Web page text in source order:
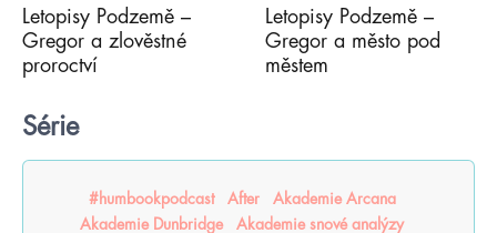
Letopisy Podzemě –
Gregor a zlověstné
proroctví
Letopisy Podzemě –
Gregor a město pod
městem
Série
#humbookpodcast After
Akademie Arcana
Akademie Dunbridge
Akademie snové analýzy